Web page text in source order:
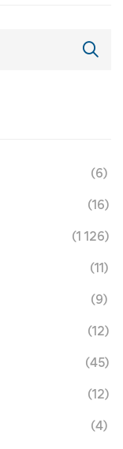
(6)
(16)
(1 126)
(11)
(9)
(12)
(45)
(12)
(4)